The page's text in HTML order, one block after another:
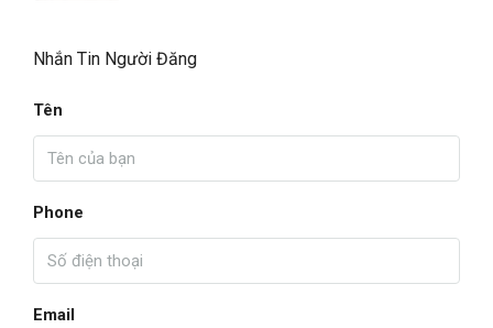
Nhắn Tin Người Đăng
Tên
Phone
Email